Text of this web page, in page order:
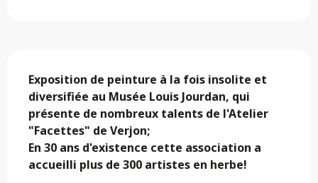
Exposition de peinture à la fois insolite et
diversifiée au Musée Louis Jourdan, qui
présente de nombreux talents de l'Atelier
"Facettes" de Verjon;
En 30 ans d'existence cette association a
accueilli plus de 300 artistes en herbe!